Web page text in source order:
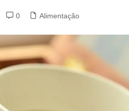
0 Alimentação